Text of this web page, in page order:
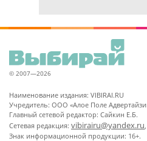
© 2007—2026
Наименование издания: VIBIRAI.RU
Учредитель: ООО «Алое Поле
Главный сетевой редактор: Сайкин Е.Б.
Сетевая редакция: vibirairu@yandex.ru
Знак информационной продукции: 16+.